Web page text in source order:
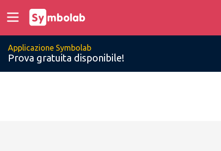
Applicazione Symbolab
Prova gratuita disponibile!